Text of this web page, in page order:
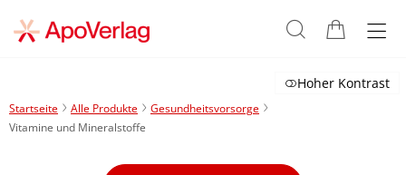
Hoher Kontrast
Startseite Alle Produkte
Gesundheitsvorsorge
Vitamine und Mineralstoffe